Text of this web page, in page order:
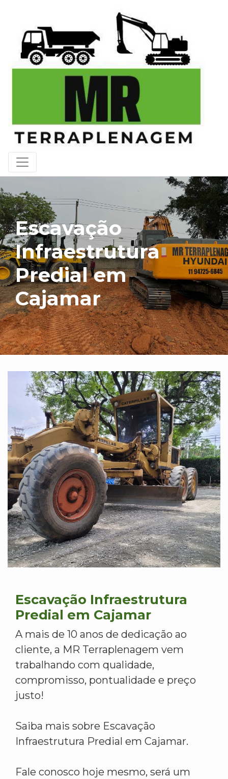
Escavação
Infraestrutura
Predial em
Cajamar
Escavação Infraestrutura
Predial em Cajamar
A mais de 10 anos de dedicação ao
cliente, a MR Terraplenagem vem
trabalhando com qualidade,
compromisso, pontualidade e preço
justo!
Saiba mais sobre Escavação
Infraestrutura Predial em Cajamar.
Fale conosco hoje mesmo, será um